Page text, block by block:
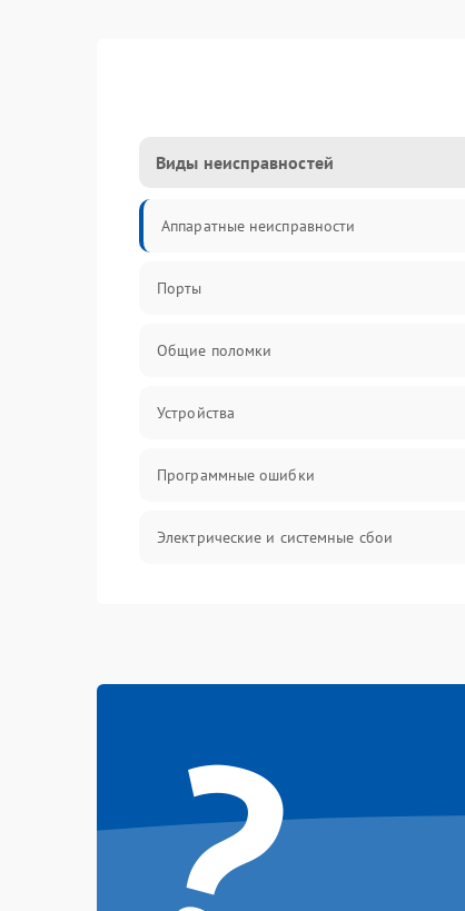
Виды неисправностей
Аппаратные неисправности
Порты
Общие поломки
Устройства
Программные ошибки
Электрические и системные сбои
Система охлаждения